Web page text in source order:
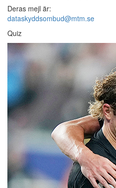
Deras mejl är:
dataskyddsombud@mtm.se
Quiz